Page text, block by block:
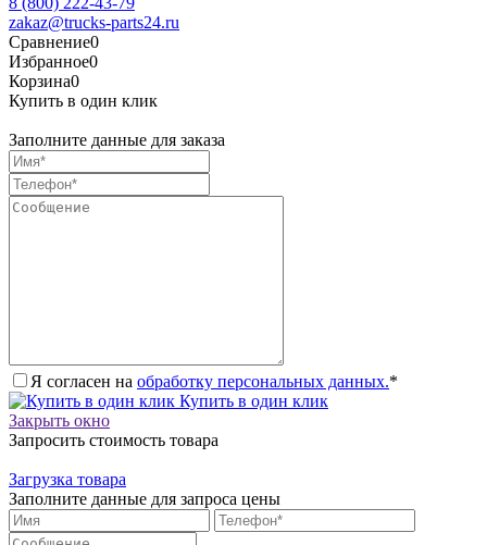
zakaz@trucks-parts24.ru
Сравнение0
Избранное0
Корзина0
Купить в один клик
Заполните данные для заказа
Я согласен на обработку персональных данных.*
Купить в один клик
Закрыть окно
Запросить стоимость товара
Загрузка товара
Заполните данные для запроса цены